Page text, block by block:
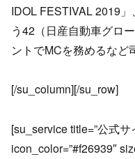
IDOL FESTIVAL 2019
う42（日産自動車グロ
ントでMCを務めるなど
[/su_column][/su_row]
[su_service title=”公式サ
icon_color=”#f26939″